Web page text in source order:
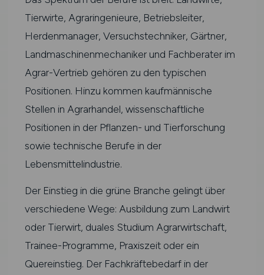
Tierwirte, Agraringenieure, Betriebsleiter,
Herdenmanager, Versuchstechniker, Gärtner,
Landmaschinenmechaniker und Fachberater im
Agrar-Vertrieb gehören zu den typischen
Positionen. Hinzu kommen kaufmännische
Stellen in Agrarhandel, wissenschaftliche
Positionen in der Pflanzen- und Tierforschung
sowie technische Berufe in der
Lebensmittelindustrie.
Der Einstieg in die grüne Branche gelingt über
verschiedene Wege: Ausbildung zum Landwirt
oder Tierwirt, duales Studium Agrarwirtschaft,
Trainee-Programme, Praxiszeit oder ein
Quereinstieg. Der Fachkräftebedarf in der